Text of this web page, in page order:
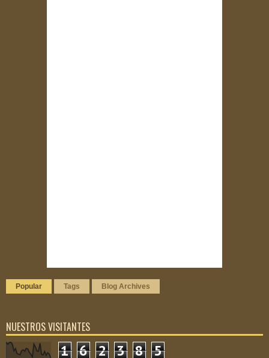
Popular Tags Blog Archives
NUESTROS VISITANTES
1 6 2 3 8 5